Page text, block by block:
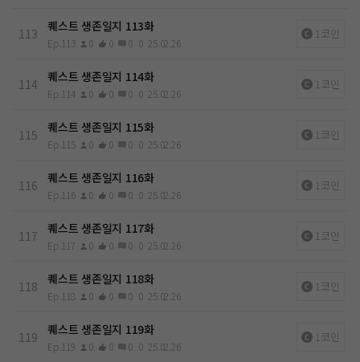
113 퀘스트 생존일지 113화
Ep.113 0 0 0 0 25.02.26
1코인
114 퀘스트 생존일지 114화
Ep.114 0 0 0 0 25.02.26
1코인
115 퀘스트 생존일지 115화
Ep.115 0 0 0 0 25.02.26
1코인
116 퀘스트 생존일지 116화
Ep.116 0 0 0 0 25.02.26
1코인
117 퀘스트 생존일지 117화
Ep.117 0 0 0 0 25.02.26
1코인
118 퀘스트 생존일지 118화
Ep.118 0 0 0 0 25.02.26
1코인
119 퀘스트 생존일지 119화
Ep.119 0 0 0 0 25.02.26
1코인